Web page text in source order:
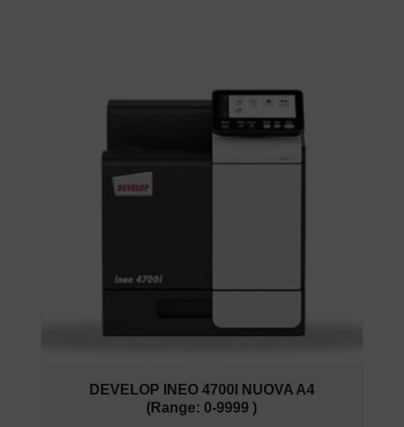
DEVELOP INEO 4700I NUOVA A4
(Range: 0-9999 )